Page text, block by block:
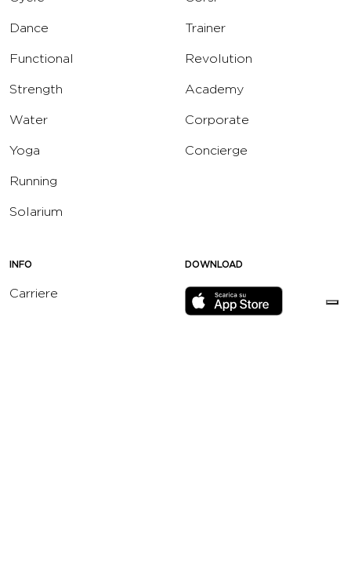
Dance
Functional
Strength
Water
Yoga
Running
Solarium
Trainer
Revolution
Academy
Corporate
Concierge
INFO
Carriere
DOWNLOAD